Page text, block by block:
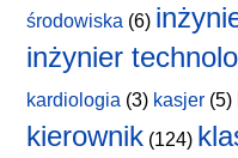
środowiska (6)
inżynier
kardiologia (3) kasjer (5)
kierownik (124)